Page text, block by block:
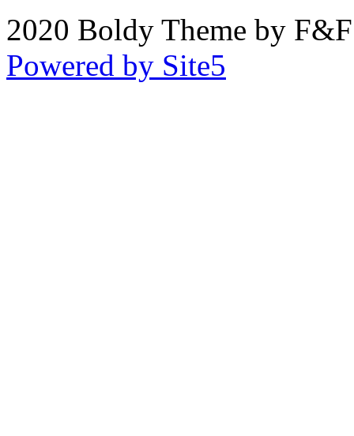
2020 Boldy Theme by
Powered by Site5